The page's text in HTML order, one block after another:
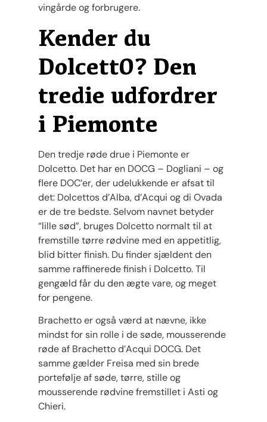
vingårde og forbrugere.
Kender du
Dolcett0? Den
tredie udfordrer
i Piemonte
Den tredje røde drue i Piemonte er
Dolcetto. Det har en DOCG – Dogliani – og
flere DOC’er, der udelukkende er afsat til
det: Dolcettos d’Alba, d’Acqui og di Ovada
er de tre bedste. Selvom navnet betyder
“lille sød”, bruges Dolcetto normalt til at
fremstille tørre rødvine med en appetitlig,
blid bitter finish. Du finder sjældent den
samme raffinerede finish i Dolcetto. Til
gengæld får du den ægte vare, og meget
for pengene.
Brachetto er også værd at nævne, ikke
mindst for sin rolle i de søde, mousserende
røde af Brachetto d’Acqui DOCG. Det
samme gælder Freisa med sin brede
portefølje af søde, tørre, stille og
mousserende rødvine fremstillet i Asti og
Chieri.